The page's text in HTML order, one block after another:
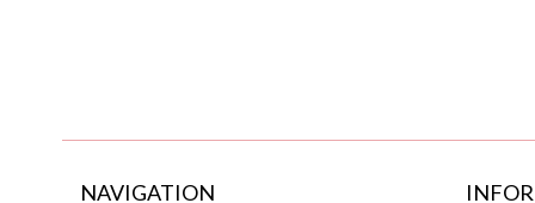
NAVIGATION